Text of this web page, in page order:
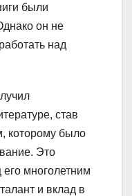
были
он не
над
став
которому было
Это
многолетним
и вклад в